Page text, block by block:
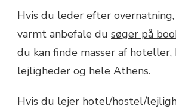
Hvis du leder efter overnatning,
varmt anbefale du søger på
du kan finde masser af hoteller,
lejligheder og hele Athens.
Hvis du lejer hotel/hostel/